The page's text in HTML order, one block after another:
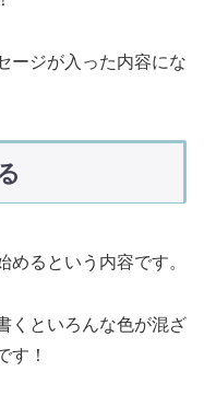
ージが入った内容にな
るという内容です。
くといろんな色が混ざ
す！